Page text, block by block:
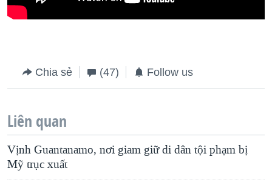
Chia sẻ (47) Follow us
Liên quan
Vịnh Guantanamo, nơi giam giữ di dân tội phạm bị
Mỹ trục xuất